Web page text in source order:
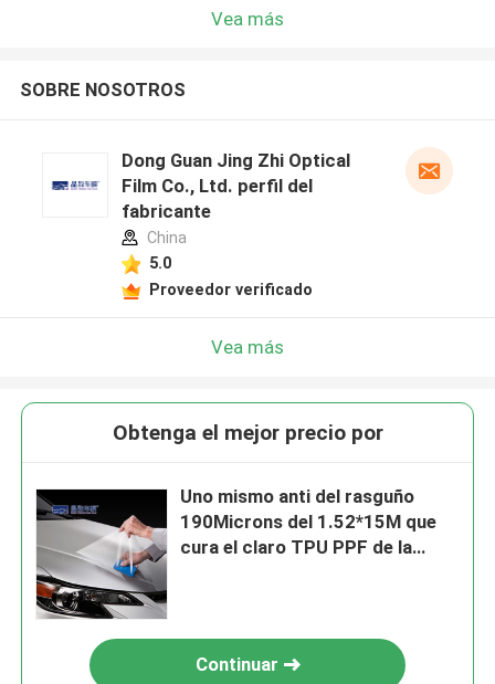
Vea más
SOBRE NOSOTROS
Dong Guan Jing Zhi Optical
Film Co., Ltd. perfil del
fabricante
China
5.0
Proveedor verificado
Vea más
Obtenga el mejor precio por
Uno mismo anti del rasguño
190Microns del 1.52*15M que
cura el claro TPU PPF de la
Continuar